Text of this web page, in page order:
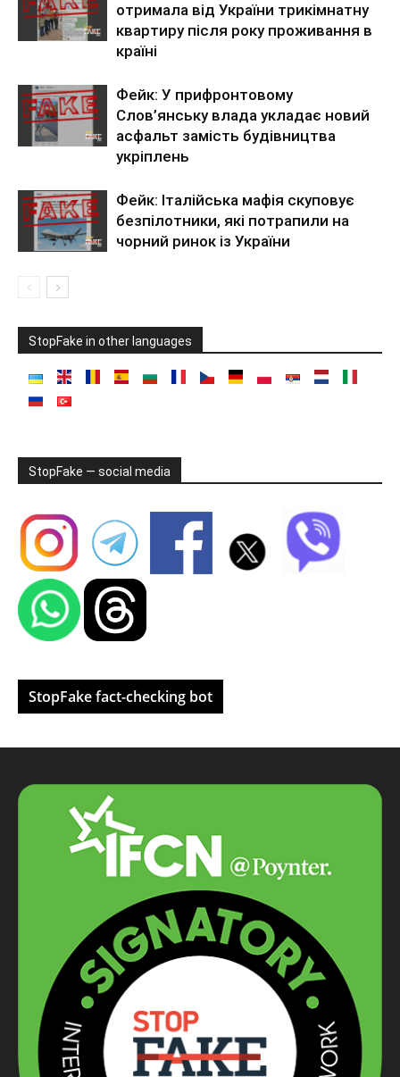
отримала від України трикімнатну
квартиру після року проживання в
країні
Фейк: У прифронтовому
Слов’янську влада укладає новий
асфальт замість будівництва
укріплень
Фейк: Італійська мафія скуповує
безпілотники, які потрапили на
чорний ринок із України
StopFake in other languages
StopFake — social media
StopFake fact-checking bot